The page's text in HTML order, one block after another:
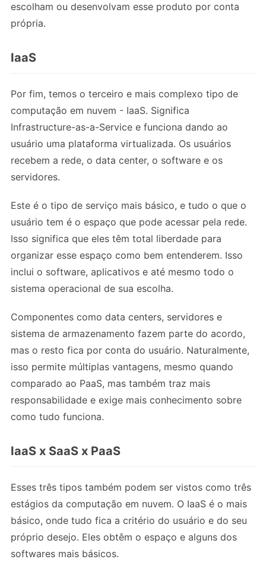
escolham ou desenvolvam esse produto por conta
própria.
IaaS
Por fim, temos o terceiro e mais complexo tipo de
computação em nuvem - IaaS. Significa
Infrastructure-as-a-Service e funciona dando ao
usuário uma plataforma virtualizada. Os usuários
recebem a rede, o data center, o software e os
servidores.
Este é o tipo de serviço mais básico, e tudo o que o
usuário tem é o espaço que pode acessar pela rede.
Isso significa que eles têm total liberdade para
organizar esse espaço como bem entenderem. Isso
inclui o software, aplicativos e até mesmo todo o
sistema operacional de sua escolha.
Componentes como data centers, servidores e
sistema de armazenamento fazem parte do acordo,
mas o resto fica por conta do usuário. Naturalmente,
isso permite múltiplas vantagens, mesmo quando
comparado ao PaaS, mas também traz mais
responsabilidade e exige mais conhecimento sobre
como tudo funciona.
IaaS x SaaS x PaaS
Esses três tipos também podem ser vistos como três
estágios da computação em nuvem. O IaaS é o mais
básico, onde tudo fica a critério do usuário e do seu
próprio desejo. Eles obtêm o espaço e alguns dos
softwares mais básicos.